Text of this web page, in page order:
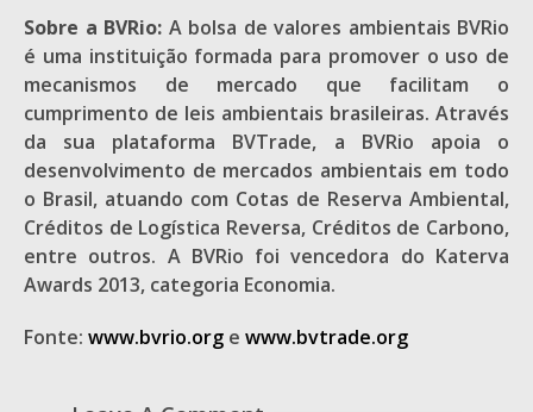
Sobre a BVRio: A bolsa de valores ambientais BVRio
é uma instituição formada para promover o uso de
mecanismos de mercado que facilitam o
cumprimento de leis ambientais brasileiras. Através
da sua plataforma BVTrade, a BVRio apoia o
desenvolvimento de mercados ambientais em todo
o Brasil, atuando com Cotas de Reserva Ambiental,
Créditos de Logística Reversa, Créditos de Carbono,
entre outros. A BVRio foi vencedora do Katerva
Awards 2013, categoria Economia.
Fonte: www.bvrio.org e www.bvtrade.org